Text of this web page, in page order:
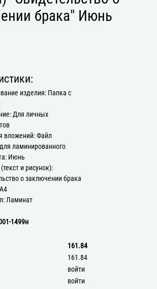
брака" Июнь
изделия: Папка с
Для личных
вложений: Файл
ламинированного
Июнь
и рисунок):
о заключении брака
Ламинат
1499н
161.84
161.84
войти
войти